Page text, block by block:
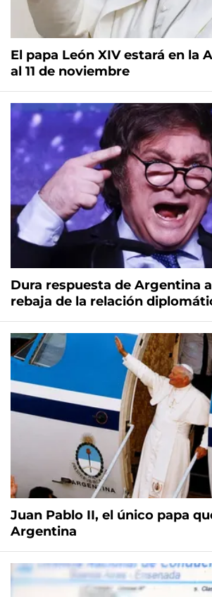
El papa León XIV estará en la
al 11 de noviembre
Dura respuesta de Argentina
rebaja de la relación
Juan Pablo II, el único papa
Argentina